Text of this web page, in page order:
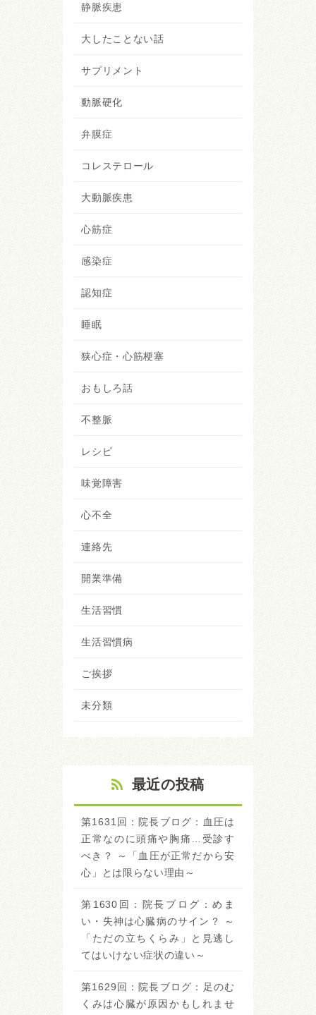
静脈疾患
大したことない話
サプリメント
動脈硬化
弁膜症
コレステロール
大動脈疾患
心筋症
感染症
認知症
睡眠
狭心症・心筋梗塞
おもしろ話
不整脈
レシピ
味覚障害
心不全
連絡先
開業準備
生活習慣
生活習慣病
ご挨拶
未分類
最近の投稿
第1631回：院長ブログ：血圧は
正常なのに頭痛や胸痛…受診す
べき？ ～「血圧が正常だから安
心」とは限らない理由～
第1630回：院長ブログ：めま
い・失神は心臓病のサイン？ ～
「ただの立ちくらみ」と見逃し
てはいけない症状の違い～
第1629回：院長ブログ：足のむ
くみは心臓が原因かもしれませ